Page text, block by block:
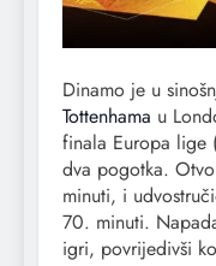
Dinamo je u
Tottenhama u
finala Europa lige
dva pogotka.
minuti, i
70. minuti.
igri, povrijedivši